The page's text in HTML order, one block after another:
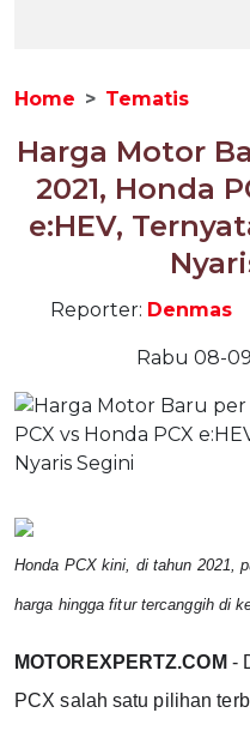
Home Tematis
Harga Motor
2021, Honda
e:HEV,
Reporter: Denmas
Rabu 08-
Honda PCX kini, di tahun 2021,
harga hingga fitur tercanggih di
MOTOREXPERTZ.COM -
PCX salah satu pilihan